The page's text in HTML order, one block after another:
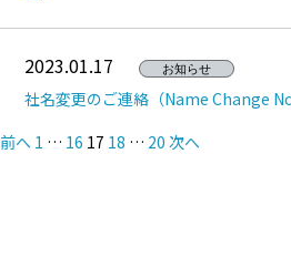
2023.01.17 お知らせ
社名変更のご連絡（Name Change
投
稿
前へ 1 … 16 17 18 … 20 次へ